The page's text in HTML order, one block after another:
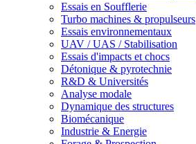
Essais en Soufflerie
Turbo machines & propulseurs
Essais environnementaux
UAV / UAS / Stabilisation
Essais d'impacts et chocs
Détonique & pyrotechnie
R&D & Universités
Analyse modale
Dynamique des structures
Biomécanique
Industrie & Energie